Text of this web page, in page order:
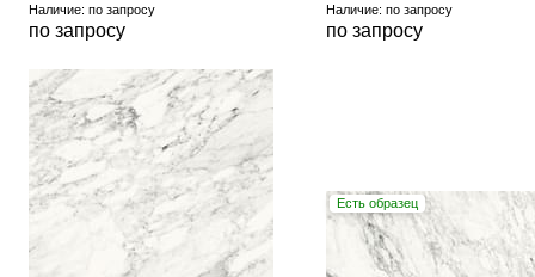
Наличие: по запросу
по запросу
Наличие: по запросу
по запросу
Есть образец